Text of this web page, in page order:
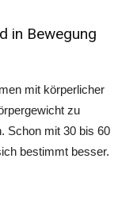
in Bewegung
mit körperlicher
zu
Schon mit 30 bis 60
bestimmt besser.